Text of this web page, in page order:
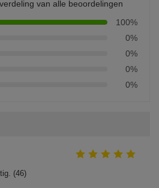
van alle beoordelingen
100%
0%
0%
0%
0%
(46)